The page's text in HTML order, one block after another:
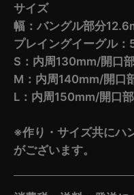
サイズ
幅：バングル部分
プレイングイーグル
S：内周130mm/開口
M：内周140mm/開口
L：内周150mm/開口
※作り・サイズ共にハ
がございます。